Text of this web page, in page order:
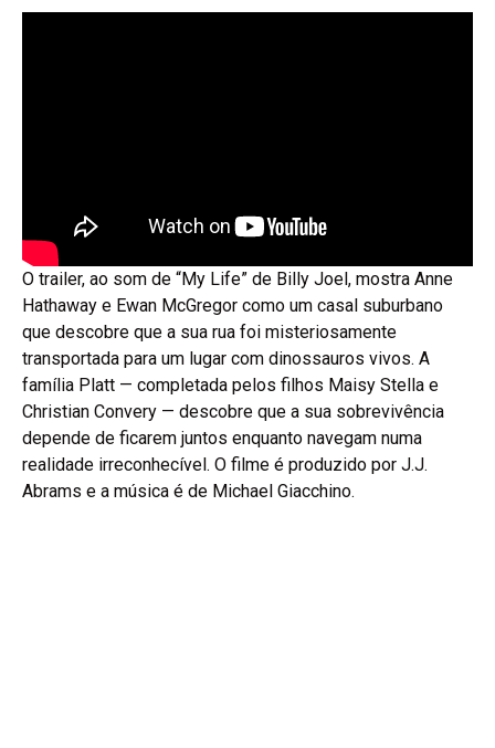
O trailer, ao som de “My Life” de Billy Joel, mostra Anne
Hathaway e Ewan McGregor como um casal suburbano
que descobre que a sua rua foi misteriosamente
transportada para um lugar com dinossauros vivos. A
família Platt — completada pelos filhos Maisy Stella e
Christian Convery — descobre que a sua sobrevivência
depende de ficarem juntos enquanto navegam numa
realidade irreconhecível. O filme é produzido por J.J.
Abrams e a música é de Michael Giacchino.